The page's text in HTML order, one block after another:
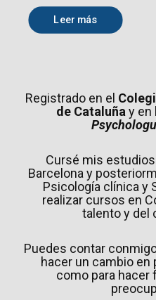
Leer más
Registrado en el
de Cataluña y en
Cursé mis
Barcelona y
Psicología clínica y
realizar cursos en
talento y del
Puedes contar
hacer un cambio en
como para hacer